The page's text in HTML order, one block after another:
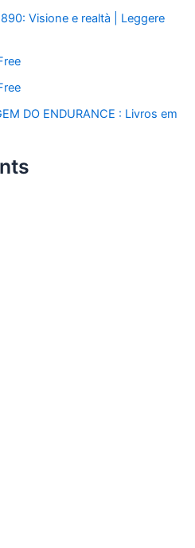
Visione e realtà | Leggere
DO ENDURANCE : Livros em